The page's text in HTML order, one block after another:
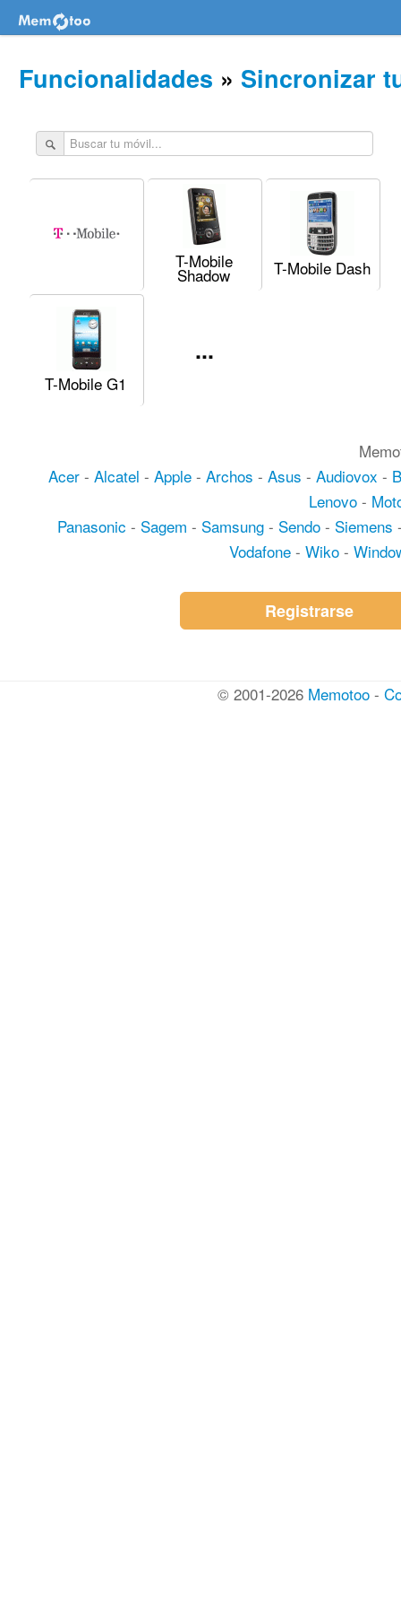
Funcionalidades » Sincronizar
T-Mobile
Shadow T-Mobile Dash
T-Mobile G1
...
Acer - Alcatel - Apple - Archos - Asus - Audiovox -
Lenovo -
Panasonic - Sagem - Samsung - Sendo - Siemens
Vodafone -Wiko -
Registrarse
© 2001-2026 Memotoo -